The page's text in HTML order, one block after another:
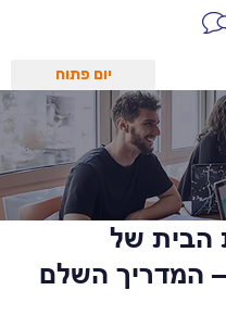
יום פתוח
הבית של
המדריך השלם